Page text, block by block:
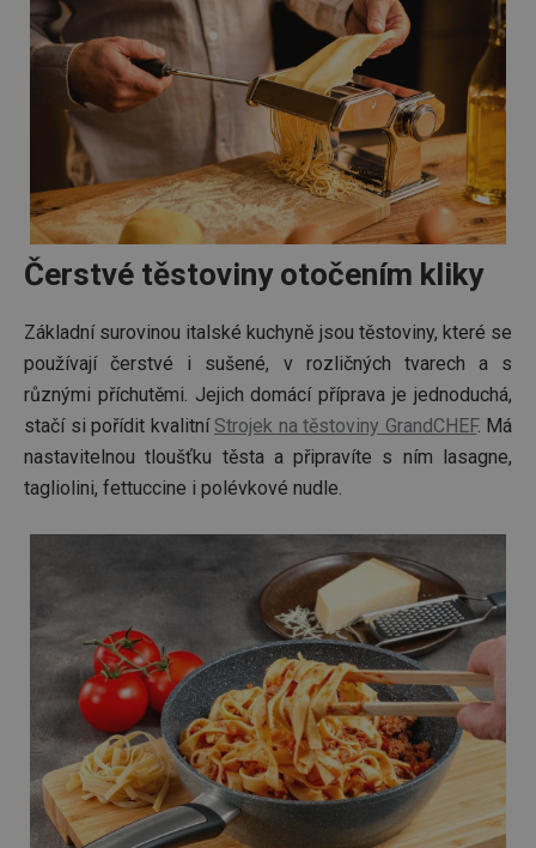
Čerstvé těstoviny otočením kliky
Základní surovinou italské kuchyně jsou těstoviny, které se
používají čerstvé i sušené, v rozličných tvarech a s
různými příchutěmi. Jejich domácí příprava je jednoduchá,
stačí si pořídit kvalitní Strojek na těstoviny GrandCHEF. Má
nastavitelnou tloušťku těsta a připravíte s ním lasagne,
tagliolini, fettuccine i polévkové nudle.